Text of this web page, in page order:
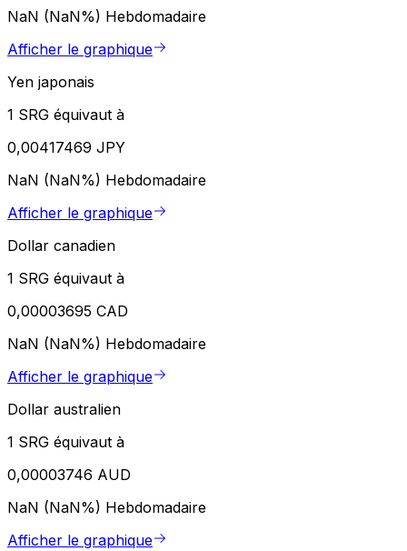
NaN (NaN%) Hebdomadaire
Afficher le graphique
Yen japonais
1 SRG équivaut à
0,00417469 JPY
NaN (NaN%) Hebdomadaire
Afficher le graphique
Dollar canadien
1 SRG équivaut à
0,00003695 CAD
NaN (NaN%) Hebdomadaire
Afficher le graphique
Dollar australien
1 SRG équivaut à
0,00003746 AUD
NaN (NaN%) Hebdomadaire
Afficher le graphique